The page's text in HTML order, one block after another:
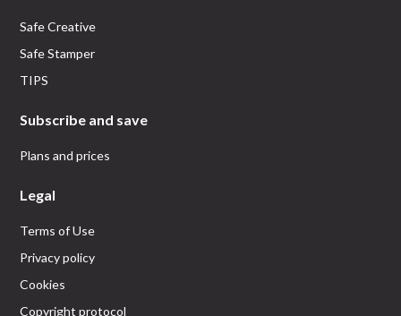
Safe Creative
Safe Stamper
TIPS
Subscribe and save
Plans and prices
Legal
Terms of Use
Privacy policy
Cookies
Copyright protocol